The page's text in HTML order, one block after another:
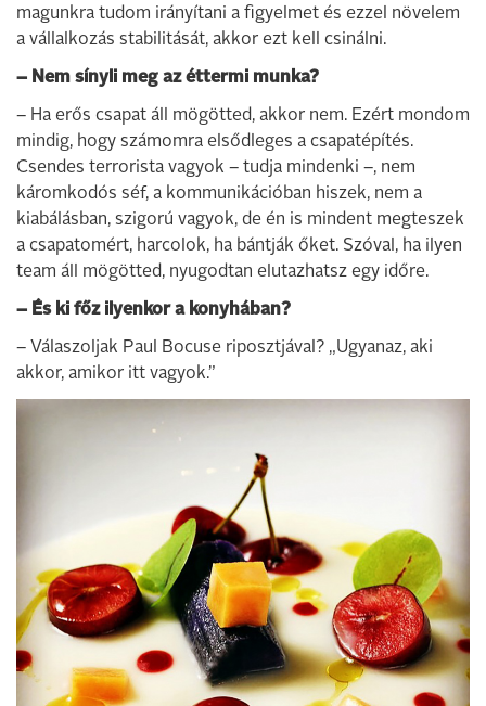
magunkra tudom irányítani a figyelmet és ezzel növelem
a vállalkozás stabilitását, akkor ezt kell csinálni.
– Nem sínyli meg az éttermi munka?
– Ha erős csapat áll mögötted, akkor nem. Ezért mondom
mindig, hogy számomra elsődleges a csapatépítés.
Csendes terrorista vagyok – tudja mindenki –, nem
káromkodós séf, a kommunikációban hiszek, nem a
kiabálásban, szigorú vagyok, de én is mindent megteszek
a csapatomért, harcolok, ha bántják őket. Szóval, ha ilyen
team áll mögötted, nyugodtan elutazhatsz egy időre.
– És ki főz ilyenkor a konyhában?
– Válaszoljak Paul Bocuse riposztjával? „Ugyanaz, aki
akkor, amikor itt vagyok.”